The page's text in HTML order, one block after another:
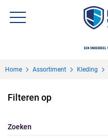
Over Sisa
KMS
Uitzendbureau?
Home Assortiment Kleding
Filteren op
Zoeken